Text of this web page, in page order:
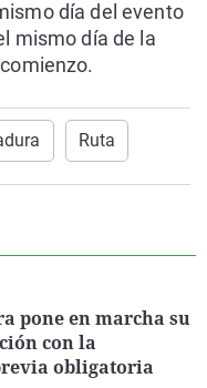
día del evento
mismo día de la
Ruta
pone en marcha su
con la
obligatoria